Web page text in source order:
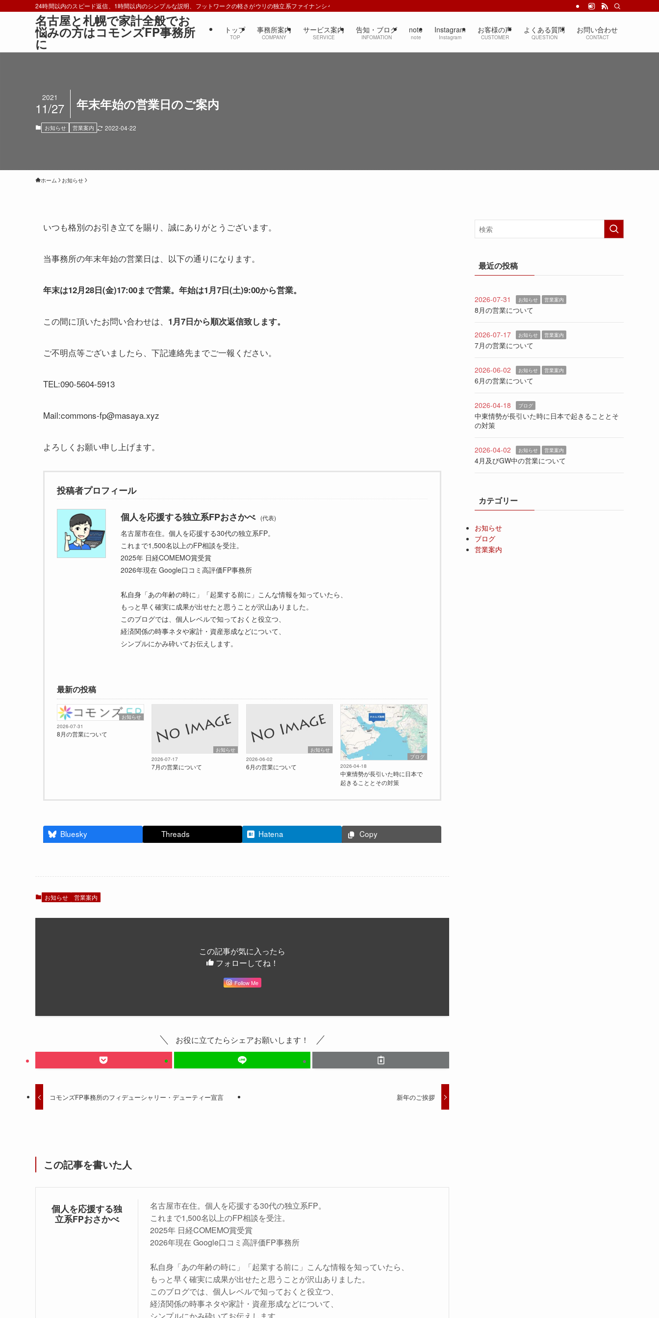
24時間以内のスピード返信、1時間以内のシンプルな説明、フットワークの軽さがウリの独立系ファイナンシャルプランナー
名古屋と札幌で家計全般でお
悩みの方はコモンズFP事務所
に
トップ
TOP
事務所案内
COMPANY
サービス案内
SERVICE
告知・ブログ
INFOMATION
note
note
Instagram
Instagram
お客様の声
CUSTOMER
よくある質問
QUESTION
お問い合わせ
CONTACT
年末年始の営業日のご案内
2021
11/27
お知らせ 営業案内 2022-04-22
ホーム お知らせ
いつも格別のお引き立てを賜り、誠にありがとうございます。
当事務所の年末年始の営業日は、以下の通りになります。
年末は12月28日(金)17:00まで営業。年始は1月7日(土)9:00から営業。
この間に頂いたお問い合わせは、 1月7日から順次返信致します。
ご不明点等ございましたら、下記連絡先までご一報ください。
TEL:090-5604-5913
Mail:commons-fp@masaya.xyz
よろしくお願い申し上げます。
投稿者プロフィール
個人を応援する独立系FPおさかべ (代表)
名古屋市在住。個人を応援する30代の独立系FP。
これまで1,500名以上のFP相談を受注。
2025年 日経COMEMO賞受賞
2026年現在 Google口コミ高評価FP事務所
私自身「あの年齢の時に」「起業する前に」こんな情報を知っていたら、
もっと早く確実に成果が出せたと思うことが沢山ありました。
このブログでは、個人レベルで知っておくと役立つ、
経済関係の時事ネタや家計・資産形成などについて、
シンプルにかみ砕いてお伝えします。
最新の投稿
お知らせ
2026-07-31
8月の営業について
お知らせ
2026-07-17
7月の営業について
お知らせ
2026-06-02
6月の営業について
ブログ
2026-04-18
中東情勢が長引いた時に日本で
起きることとその対策
Bluesky Threads Hatena Copy
お知らせ 営業案内
この記事が気に入ったら
フォローしてね！
Follow Me
お役に立てたらシェアお願いします！
コモンズFP事務所のフィデューシャリー・デューティー宣言 新年のご挨拶
この記事を書いた人
個人を応援する独
立系FPおさかべ
名古屋市在住。個人を応援する30代の独立系FP。
これまで1,500名以上のFP相談を受注。
2025年 日経COMEMO賞受賞
2026年現在 Google口コミ高評価FP事務所
私自身「あの年齢の時に」「起業する前に」こんな情報を知っていたら、
もっと早く確実に成果が出せたと思うことが沢山ありました。
このブログでは、個人レベルで知っておくと役立つ、
経済関係の時事ネタや家計・資産形成などについて、
最近の投稿
2026-07-31 お知らせ 営業案内
8月の営業について
2026-07-17 お知らせ 営業案内
7月の営業について
2026-06-02 お知らせ 営業案内
6月の営業について
2026-04-18 ブログ
中東情勢が長引いた時に日本で起きることとそ
の対策
2026-04-02 お知らせ 営業案内
4月及びGW中の営業について
カテゴリー
お知らせ
ブログ
営業案内